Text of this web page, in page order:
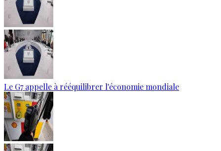
Le G7 appelle à rééquilibrer l'économie mondiale